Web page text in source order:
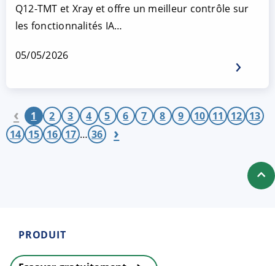
Q12-TMT et Xray et offre un meilleur contrôle sur
les fonctionnalités IA…
05/05/2026
‹ 1 2 3 4 5 6 7 8 9 10 11 12 13
14 15 16 17 … 36 ›
PRODUIT